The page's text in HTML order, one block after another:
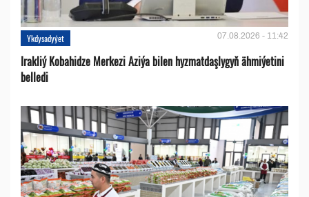
Ykdysadyýet 07.08.2026 - 11:42
Irakliý Kobahidze Merkezi Aziýa bilen hyzmatdaşlygyň ähmiýetini
belledi